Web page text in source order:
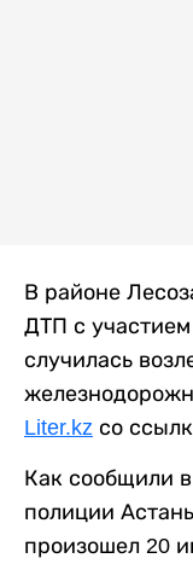
В районе
ДТП с
случилась
Liter.kz со
Как сообщили
полиции
произошел 20